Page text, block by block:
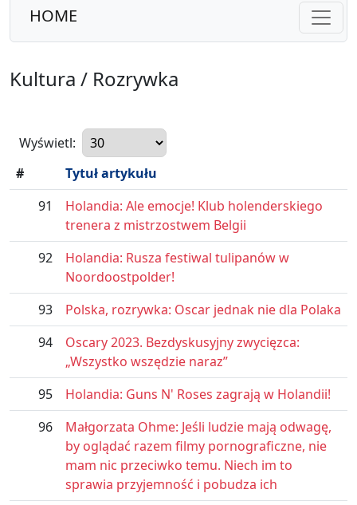
HOME
Kultura / Rozrywka
Wyświetl:
#
Tytuł artykułu
91
Holandia: Ale emocje! Klub holenderskiego
trenera z mistrzostwem Belgii
92
Holandia: Rusza festiwal tulipanów w
Noordoostpolder!
93
Polska, rozrywka: Oscar jednak nie dla Polaka
94
Oscary 2023. Bezdyskusyjny zwycięzca:
„Wszystko wszędzie naraz”
95
Holandia: Guns N' Roses zagrają w Holandii!
96
Małgorzata Ohme: Jeśli ludzie mają odwagę,
by oglądać razem filmy pornograficzne, nie
mam nic przeciwko temu. Niech im to
sprawia przyjemność i pobudza ich